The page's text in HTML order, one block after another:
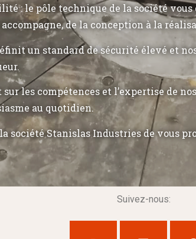
: le pôle technique de la société vous
de la conception à la
un standard de sécurité élevé et
les compétences et l’expertise de
au quotidien.
société Stanislas Industries de vous
Suivez-nous: